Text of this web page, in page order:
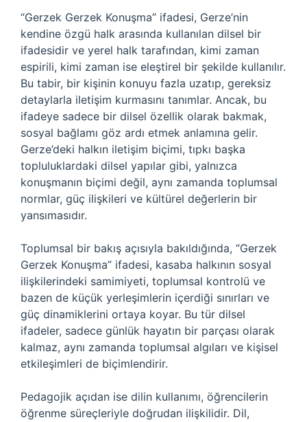
“Gerzek Gerzek Konuşma” ifadesi, Gerze’nin
kendine özgü halk arasında kullanılan dilsel bir
ifadesidir ve yerel halk tarafından, kimi zaman
espirili, kimi zaman ise eleştirel bir şekilde kullanılır.
Bu tabir, bir kişinin konuyu fazla uzatıp, gereksiz
detaylarla iletişim kurmasını tanımlar. Ancak, bu
ifadeye sadece bir dilsel özellik olarak bakmak,
sosyal bağlamı göz ardı etmek anlamına gelir.
Gerze’deki halkın iletişim biçimi, tıpkı başka
topluluklardaki dilsel yapılar gibi, yalnızca
konuşmanın biçimi değil, aynı zamanda toplumsal
normlar, güç ilişkileri ve kültürel değerlerin bir
yansımasıdır.
Toplumsal bir bakış açısıyla bakıldığında, “Gerzek
Gerzek Konuşma” ifadesi, kasaba halkının sosyal
ilişkilerindeki samimiyeti, toplumsal kontrolü ve
bazen de küçük yerleşimlerin içerdiği sınırları ve
güç dinamiklerini ortaya koyar. Bu tür dilsel
ifadeler, sadece günlük hayatın bir parçası olarak
kalmaz, aynı zamanda toplumsal algıları ve kişisel
etkileşimleri de biçimlendirir.
Pedagojik açıdan ise dilin kullanımı, öğrencilerin
öğrenme süreçleriyle doğrudan ilişkilidir. Dil,